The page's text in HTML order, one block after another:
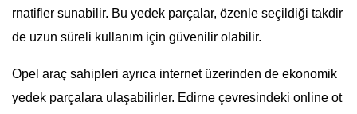
rnatifler sunabilir. Bu yedek parçalar, özenle seçildiği takdir
de uzun süreli kullanım için güvenilir olabilir.
Opel araç sahipleri ayrıca internet üzerinden de ekonomik
yedek parçalara ulaşabilirler. Edirne çevresindeki online ot